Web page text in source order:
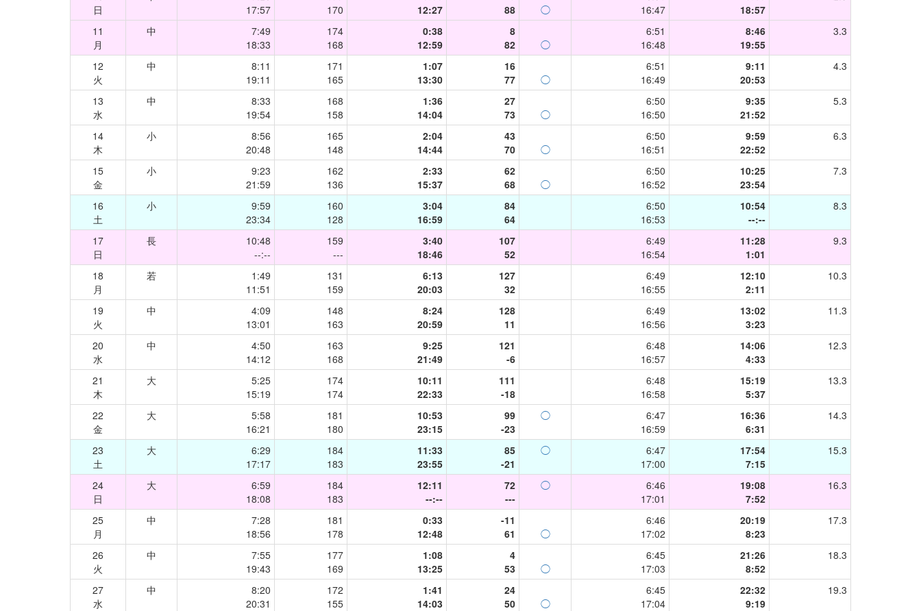
日
17:57
170
12:27
88
◯
16:47
18:57
11
月
中
7:49
18:33
174
168
0:38
12:59
8
82
◯
6:51
16:48
8:46
19:55
3.3
12
火
中
8:11
19:11
171
165
1:07
13:30
16
77
◯
6:51
16:49
9:11
20:53
4.3
13
水
中
8:33
19:54
168
158
1:36
14:04
27
73
◯
6:50
16:50
9:35
21:52
5.3
14
木
小
8:56
20:48
165
148
2:04
14:44
43
70
◯
6:50
16:51
9:59
22:52
6.3
15
金
小
9:23
21:59
162
136
2:33
15:37
62
68
◯
6:50
16:52
10:25
23:54
7.3
16
土
小
9:59
23:34
160
128
3:04
16:59
84
64
6:50
16:53
10:54
--:--
8.3
17
日
長
10:48
--:--
159
---
3:40
18:46
107
52
6:49
16:54
11:28
1:01
9.3
18
月
若
1:49
11:51
131
159
6:13
20:03
127
32
6:49
16:55
12:10
2:11
10.3
19
火
中
4:09
13:01
148
163
8:24
20:59
128
11
6:49
16:56
13:02
3:23
11.3
20
水
中
4:50
14:12
163
168
9:25
21:49
121
-6
6:48
16:57
14:06
4:33
12.3
21
木
大
5:25
15:19
174
174
10:11
22:33
111
-18
6:48
16:58
15:19
5:37
13.3
22
金
大
5:58
16:21
181
180
10:53
23:15
99
-23
◯
6:47
16:59
16:36
6:31
14.3
23
土
大
6:29
17:17
184
183
11:33
23:55
85
-21
◯
6:47
17:00
17:54
7:15
15.3
24
日
大
6:59
18:08
184
183
12:11
--:--
72
---
◯
6:46
17:01
19:08
7:52
16.3
25
月
中
7:28
18:56
181
178
0:33
12:48
-11
61
◯
6:46
17:02
20:19
8:23
17.3
26
火
中
7:55
19:43
177
169
1:08
13:25
4
53
◯
6:45
17:03
21:26
8:52
18.3
27
水
中
8:20
20:31
172
155
1:41
14:03
24
50
◯
6:45
17:04
22:32
9:19
19.3